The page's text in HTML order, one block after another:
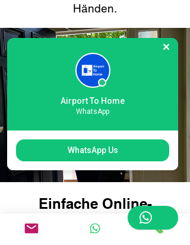
Händen.
Einfache Online-
Buchung für die
Airport To Home
WhatsApp
WhatsApp Us